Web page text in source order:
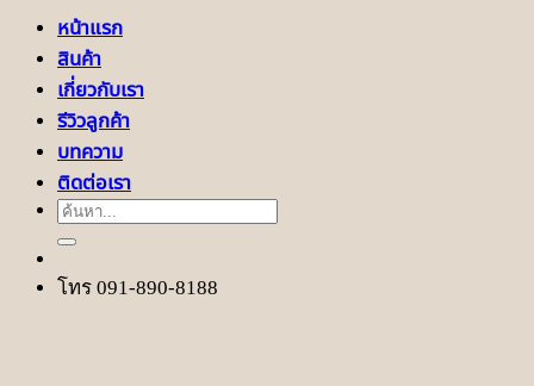
หน้าแรก
สินค้า
เกี่ยวกับเรา
รีวิวลูกค้า
บทความ
ติดต่อเรา
ค้นหา:
โทร 091-890-8188